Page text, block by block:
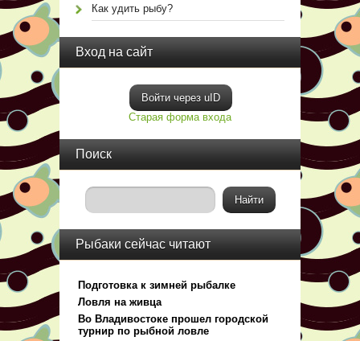
Как удить рыбу?
Вход на сайт
Войти через uID
Старая форма входа
Поиск
Рыбаки сейчас читают
Подготовка к зимней рыбалке
Ловля на живца
Во Владивостоке прошел городской
турнир по рыбной ловле